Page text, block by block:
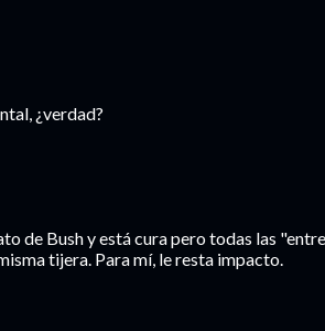
¿verdad?
de Bush y está cura pero todas las
tijera. Para mí, le resta impacto.